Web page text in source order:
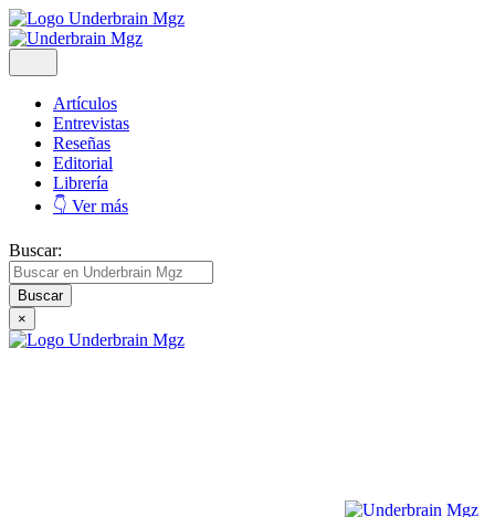
Artículos
Entrevistas
Reseñas
Editorial
Librería
👇 Ver más
Buscar:
×